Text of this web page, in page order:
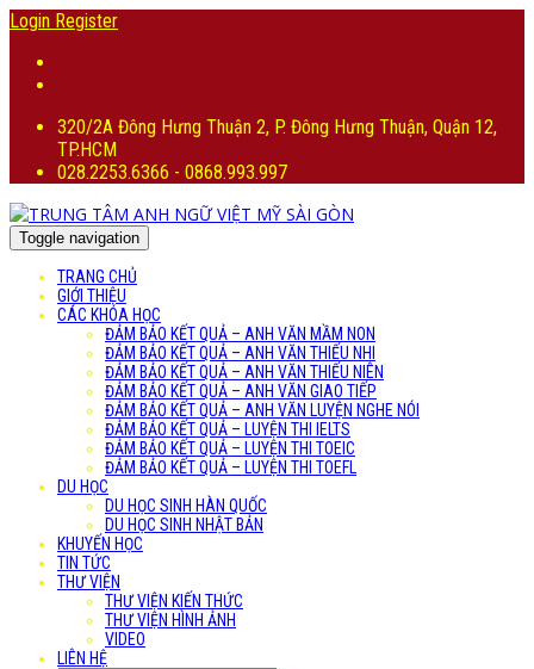
Login Register
320/2A Đông Hưng Thuận 2, P. Đông Hưng Thuận, Quận 12,
TP.HCM
028.2253.6366 - 0868.993.997
Toggle navigation
TRANG CHỦ
GIỚI THIỆU
CÁC KHÓA HỌC
ĐẢM BẢO KẾT QUẢ – ANH VĂN MẦM NON
ĐẢM BẢO KẾT QUẢ – ANH VĂN THIẾU NHI
ĐẢM BẢO KẾT QUẢ – ANH VĂN THIẾU NIÊN
ĐẢM BẢO KẾT QUẢ – ANH VĂN GIAO TIẾP
ĐẢM BẢO KẾT QUẢ – ANH VĂN LUYỆN NGHE NÓI
ĐẢM BẢO KẾT QUẢ – LUYỆN THI IELTS
ĐẢM BẢO KẾT QUẢ – LUYỆN THI TOEIC
ĐẢM BẢO KẾT QUẢ – LUYỆN THI TOEFL
DU HỌC
DU HỌC SINH HÀN QUỐC
DU HỌC SINH NHẬT BẢN
KHUYẾN HỌC
TIN TỨC
THƯ VIỆN
THƯ VIỆN KIẾN THỨC
THƯ VIỆN HÌNH ẢNH
VIDEO
LIÊN HỆ